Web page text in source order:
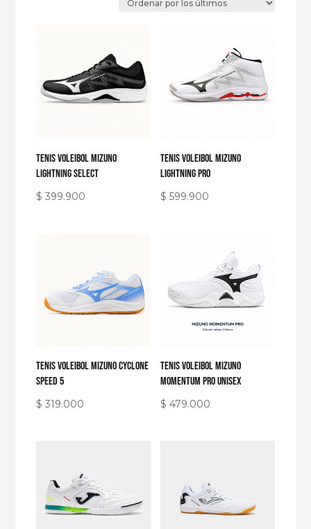
Tenis Voleibol Mizuno
Lightning Select
$ 399.900
Tenis Voleibol Mizuno
Lightning Pro
$ 599.900
Tenis Voleibol Mizuno Cyclone
Speed 5
$ 319.000
Tenis Voleibol Mizuno
Momentum Pro Unisex
$ 479.000